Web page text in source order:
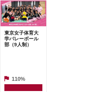
東京女子体育大
学バレーボール
部（9人制）
110%